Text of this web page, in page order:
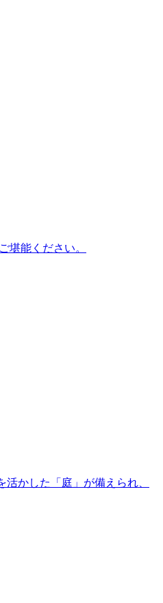
堪能ください。
かした「庭」が備えられ、